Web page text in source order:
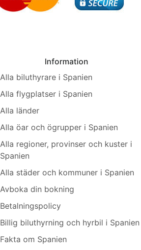
Information
Alla biluthyrare i Spanien
Alla flygplatser i Spanien
Alla länder
Alla öar och ögrupper i Spanien
Alla regioner, provinser och kuster i
Spanien
Alla städer och kommuner i Spanien
Avboka din bokning
Betalningspolicy
Billig biluthyrning och hyrbil i Spanien
Fakta om Spanien